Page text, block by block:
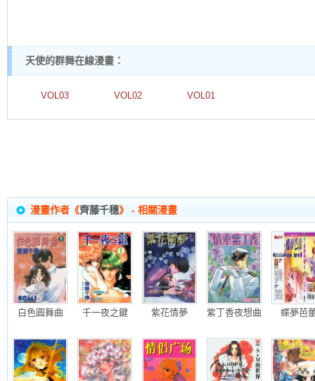
天使的群舞在線漫畫：
VOL03 VOL02 VOL01
漫畫作者《齊藤千穗》 - 相關漫畫
白色圓舞曲 千一夜之鍵 紫花情夢 紫丁香夜想曲 蝶夢芭